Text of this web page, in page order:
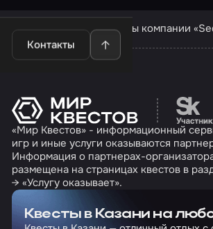
Контакты
Квесты в Казани Квесты компании
«Мир Квестов» - информационный
игр и иные услуги оказываются
Информация о партнерах-
размещена на страницах квестов в
→ «Услугу оказывает».
Квесты в Казани на